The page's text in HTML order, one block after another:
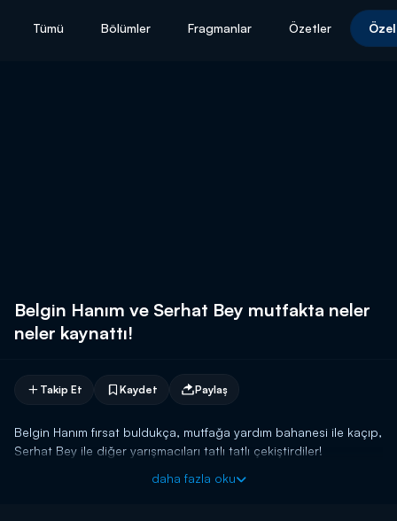
Tümü Bölümler Fragmanlar Özetler
Belgin Hanım ve Serhat Bey mutfakta neler
neler kaynattı!
Takip Et Kaydet Paylaş
Belgin Hanım fırsat buldukça, mutfağa yardım bahanesi ile kaçıp,
Serhat Bey ile diğer yarışmacıları tatlı tatlı çekiştirdiler!
daha fazla oku